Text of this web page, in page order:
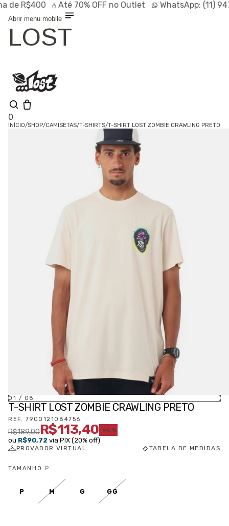
R$400 Até70% OFF no Outlet WhatsApp:(11)
Abrir menu mobile
LOST
0
INÍCIO/SHOP/CAMISETAS/T-SHIRTS/T-SHIRT LOST ZOMBIE CRAWLING PRETO
01 / 08
T-SHIRT LOST ZOMBIE CRAWLING PRETO
REF. 7900121084756
R$189,00R$113,40-40 %
ou R$90,72 via PIX (20% off)
PROVADOR VIRTUAL TABELA DE MEDIDAS
TAMANHO: P
P M G GG